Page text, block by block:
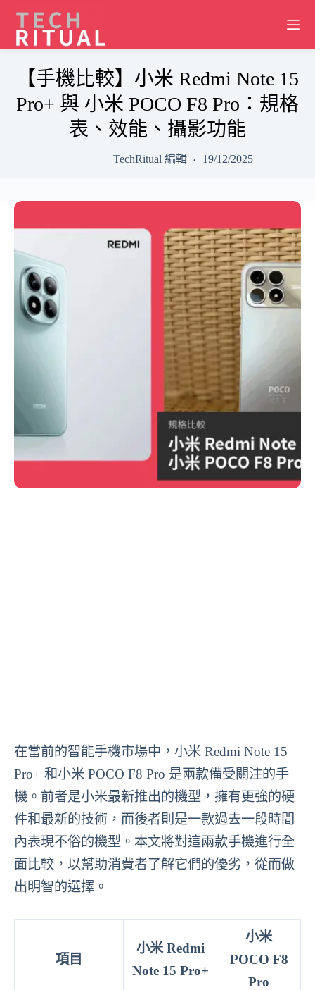
content
【手機比較】小米 Redmi Note 15
Pro+ 與 小米 POCO F8 Pro：規格
表、效能、攝影功能
TechRitual 編輯 19/12/2025
在當前的智能手機市場中，小米 Redmi Note 15
Pro+ 和小米 POCO F8 Pro 是兩款備受關注的手
機。前者是小米最新推出的機型，擁有更強的硬
件和最新的技術，而後者則是一款過去一段時間
內表現不俗的機型。本文將對這兩款手機進行全
面比較，以幫助消費者了解它們的優劣，從而做
出明智的選擇。
項目
小米 Redmi
Note 15 Pro+
小米
POCO F8
Pro